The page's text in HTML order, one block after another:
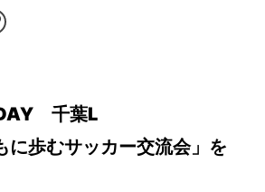
千葉L
に歩むサッカー交流会」を